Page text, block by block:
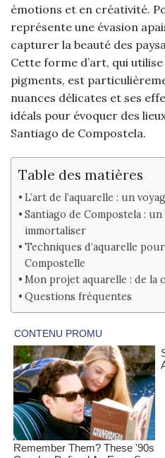
émotions et en créativité.
représente une évasion
capturer la beauté des
Cette forme d’art, qui utilise
pigments, est
nuances délicates et ses
idéals pour évoquer des
Santiago de Compostela.
Table des matières
L’art de l’aquarelle : un
Santiago de Compostela :
immortaliser
Techniques d’aquarelle
Compostelle
Mon projet aquarelle : de la
Questions fréquentes